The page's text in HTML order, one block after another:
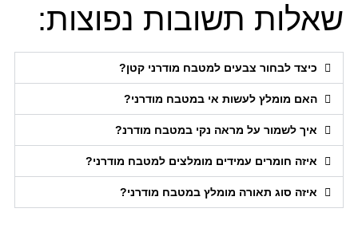
שאלות תשובות נפוצות:
כיצד לבחור צבעים למטבח מודרני קטן?
האם מומלץ לעשות אי במטבח מודרני?
איך לשמור על מראה נקי במטבח מודרנ?
איזה חומרים עמידים מומלצים למטבח מודרני?
איזה סוג תאורה מומלץ במטבח מודרני?